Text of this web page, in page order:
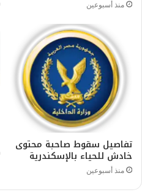
منذ أسبوعين
تفاصيل سقوط صاحبة محتوى
خادش للحياء بالإسكندرية
منذ أسبوعين